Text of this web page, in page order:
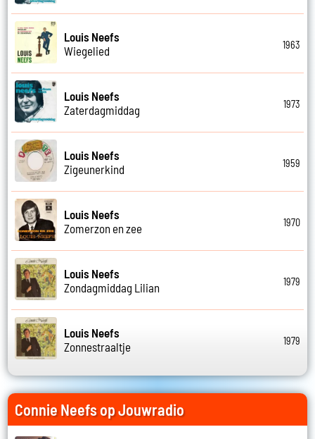
Louis Neefs
Wiegelied
1963
Louis Neefs
Zaterdagmiddag
1973
Louis Neefs
Zigeunerkind
1959
Louis Neefs
Zomerzon en zee
1970
Louis Neefs
Zondagmiddag Lilian
1979
Louis Neefs
Zonnestraaltje
1979
Connie Neefs op Jouwradio